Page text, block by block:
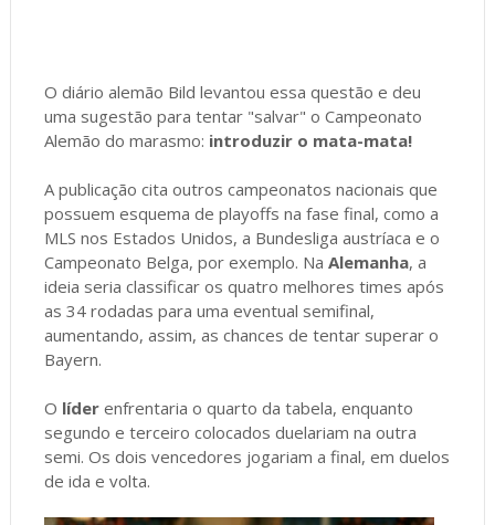
O diário alemão Bild levantou essa questão e deu
uma sugestão para tentar "salvar" o Campeonato
Alemão do marasmo: introduzir o mata-mata!
A publicação cita outros campeonatos nacionais que
possuem esquema de playoffs na fase final, como a
MLS nos Estados Unidos, a Bundesliga austríaca e o
Campeonato Belga, por exemplo. Na Alemanha, a
ideia seria classificar os quatro melhores times após
as 34 rodadas para uma eventual semifinal,
aumentando, assim, as chances de tentar superar o
Bayern.
O líder enfrentaria o quarto da tabela, enquanto
segundo e terceiro colocados duelariam na outra
semi. Os dois vencedores jogariam a final, em duelos
de ida e volta.